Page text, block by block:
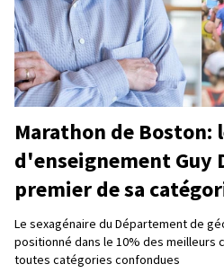
Marathon de Boston:
d'enseignement Guy
premier de sa
Le sexagénaire du Département de
positionné dans le 10% des meilleurs
toutes catégories confondues